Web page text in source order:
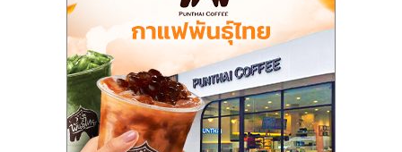
ไชส์
แฟ